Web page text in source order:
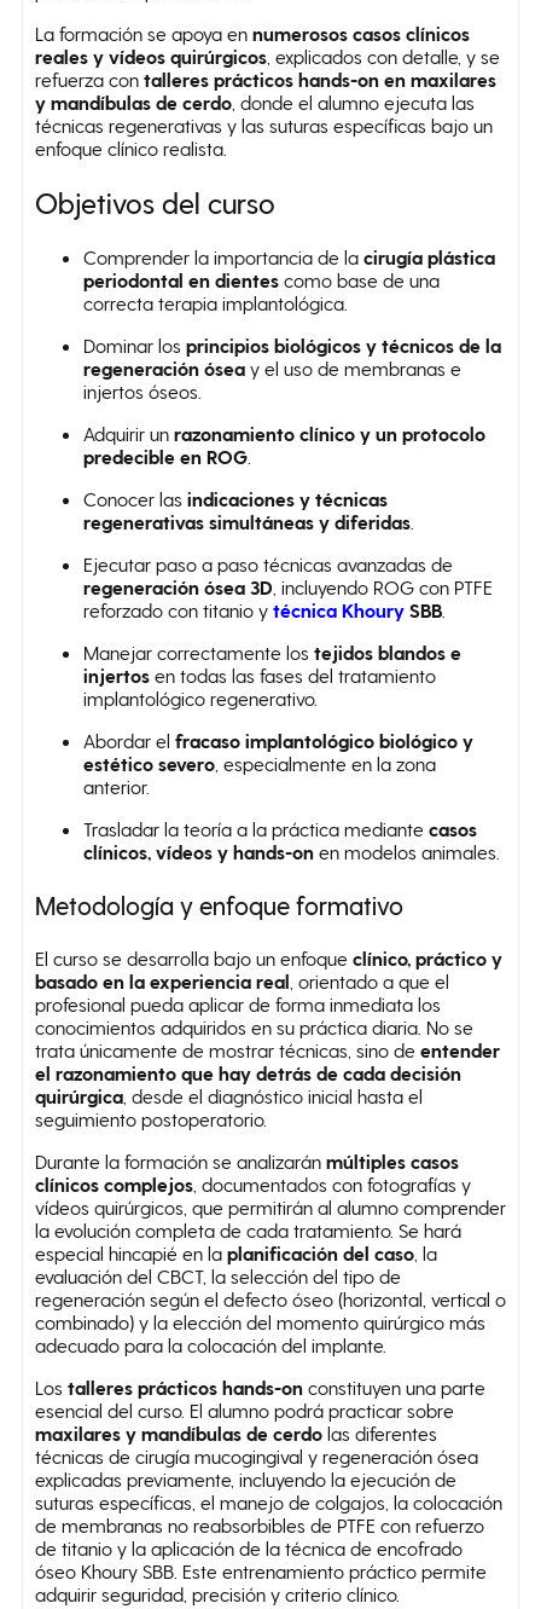
La formación se apoya en numerosos casos clínicos
reales y vídeos quirúrgicos , explicados con detalle, y se
refuerza con talleres prácticos hands-on en maxilares
y mandíbulas de cerdo , donde el alumno ejecuta las
técnicas regenerativas y las suturas específicas bajo un
enfoque clínico realista.
Objetivos del curso
Comprender la importancia de la cirugía plástica
periodontal en dientes como base de una
correcta terapia implantológica.
Dominar los principios biológicos y técnicos de la
regeneración ósea y el uso de membranas e
injertos óseos.
Adquirir un razonamiento clínico y un protocolo
predecible en ROG
Conocer las indicaciones y técnicas
regenerativas simultáneas y diferidas
Ejecutar paso a paso técnicas avanzadas de
regeneración ósea 3D , incluyendo ROG con PTFE
reforzado con titanio y técnica Khoury SBB
Manejar correctamente los tejidos blandos e
injertos en todas las fases del tratamiento
implantológico regenerativo.
Abordar el fracaso implantológico biológico y
estético severo , especialmente en la zona
anterior.
Trasladar la teoría a la práctica mediante casos
clínicos, vídeos y hands-on en modelos animales.
Metodología y enfoque formativo
El curso se desarrolla bajo un enfoque clínico, práctico y
basado en la experiencia real , orientado a que el
profesional pueda aplicar de forma inmediata los
conocimientos adquiridos en su práctica diaria. No se
trata únicamente de mostrar técnicas, sino de entender
el razonamiento que hay detrás de cada decisión
quirúrgica , desde el diagnóstico inicial hasta el
seguimiento postoperatorio.
Durante la formación se analizarán múltiples casos
clínicos complejos , documentados con fotografías y
vídeos quirúrgicos, que permitirán al alumno comprender
la evolución completa de cada tratamiento. Se hará
especial hincapié en la planificación del caso , la
evaluación del CBCT, la selección del tipo de
regeneración según el defecto óseo (horizontal, vertical o
combinado) y la elección del momento quirúrgico más
adecuado para la colocación del implante.
Los talleres prácticos hands-on constituyen una parte
esencial del curso. El alumno podrá practicar sobre
maxilares y mandíbulas de cerdo las diferentes
técnicas de cirugía mucogingival y regeneración ósea
explicadas previamente, incluyendo la ejecución de
suturas específicas, el manejo de colgajos, la colocación
de membranas no reabsorbibles de PTFE con refuerzo
de titanio y la aplicación de la técnica de encofrado
óseo Khoury SBB. Este entrenamiento práctico permite
adquirir seguridad, precisión y criterio clínico.